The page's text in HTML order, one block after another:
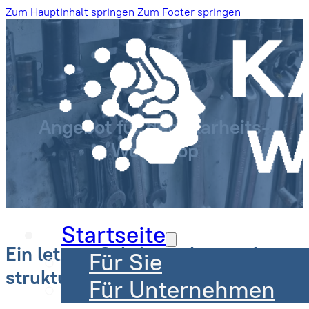
Zum Hauptinhalt springen Zum Footer springen
Startseite
Für Sie
Für Unternehmen
Angebot für den Klarheits-
Workshop
Ein letzter Schritt – dann geht es
strukturiert weiter